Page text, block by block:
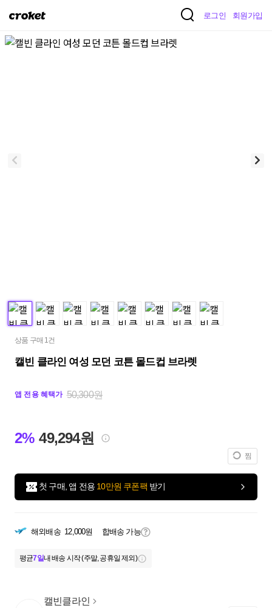
크
켓
로그인 회원가입
상품 구매 1건
캘빈 클라인 여성 모던 코튼 몰드컵 브라렛
앱 전용 혜택가 50,300원
2% 49,294원
찜
첫 구매, 앱 전용 10만원 쿠폰팩 받기
해외배송 12,000원 합배송 가능
평균7일내 배송 시작 (주말, 공휴일 제외)
캘빈클라인